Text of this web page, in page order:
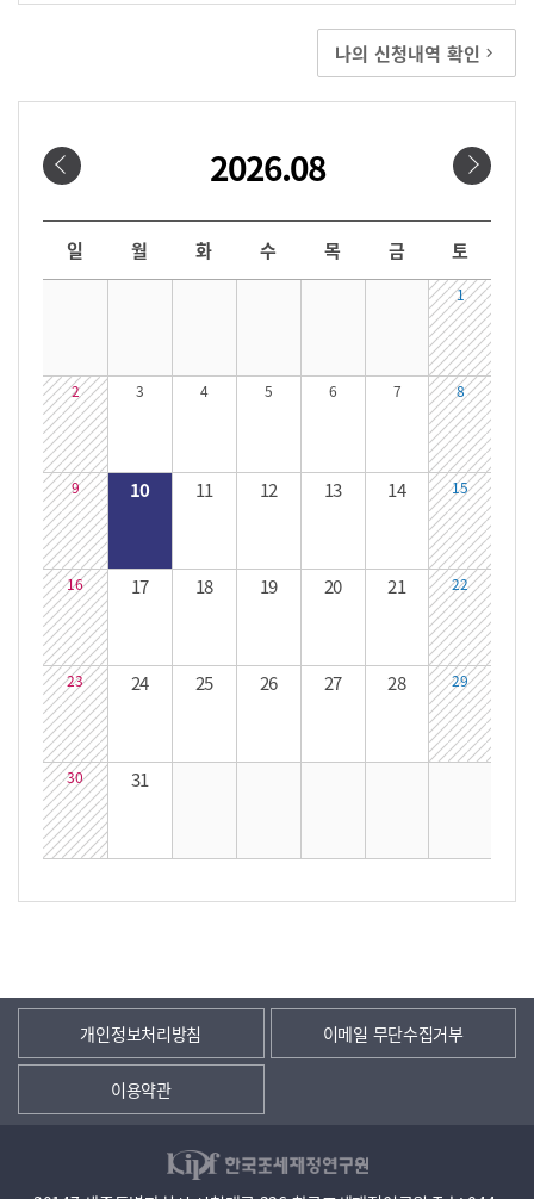
나의 신청내역 확인
2026.08
날짜선택
일 월 화 수 목 금 토
1
2 3 4 5 6 7 8
9 10 11 12 13 14 15
16 17 18 19 20 21 22
23 24 25 26 27 28 29
30 31
개인정보처리방침 이메일 무단수집거부
이용약관